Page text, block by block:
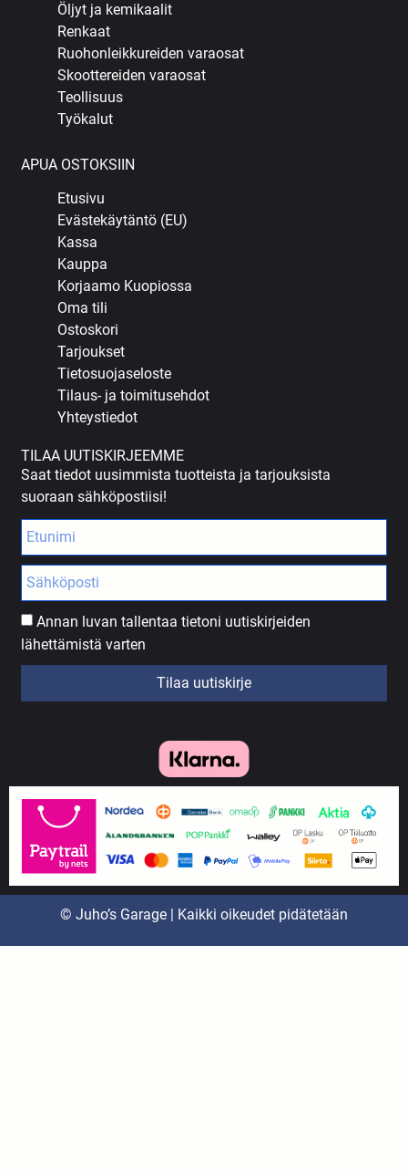
Öljyt ja kemikaalit
Renkaat
Ruohonleikkureiden varaosat
Skoottereiden varaosat
Teollisuus
Työkalut
APUA OSTOKSIIN
Etusivu
Evästekäytäntö (EU)
Kassa
Kauppa
Korjaamo Kuopiossa
Oma tili
Ostoskori
Tarjoukset
Tietosuojaseloste
Tilaus- ja toimitusehdot
Yhteystiedot
TILAA UUTISKIRJEEMME
Saat tiedot uusimmista tuotteista ja tarjouksista
suoraan sähköpostiisi!
Annan luvan tallentaa tietoni uutiskirjeiden
lähettämistä varten
Tilaa uutiskirje
© Juho’s Garage | Kaikki oikeudet pidätetään